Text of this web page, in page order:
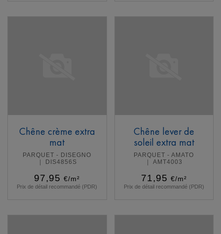
Chêne crème extra
mat
PARQUET - DISEGNO
DIS4856S
97,95 €/m²
Prix de détail recommandé (PDR)
Chêne lever de
soleil extra mat
PARQUET - AMATO
AMT4003
71,95 €/m²
Prix de détail recommandé (PDR)